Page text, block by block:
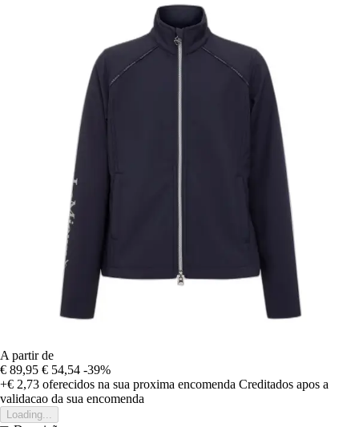
A partir de
€ 89,95 € 54,54 -39%
+€ 2,73 oferecidos na sua proxima encomenda Creditados apos a
validacao da sua encomenda
Loading...